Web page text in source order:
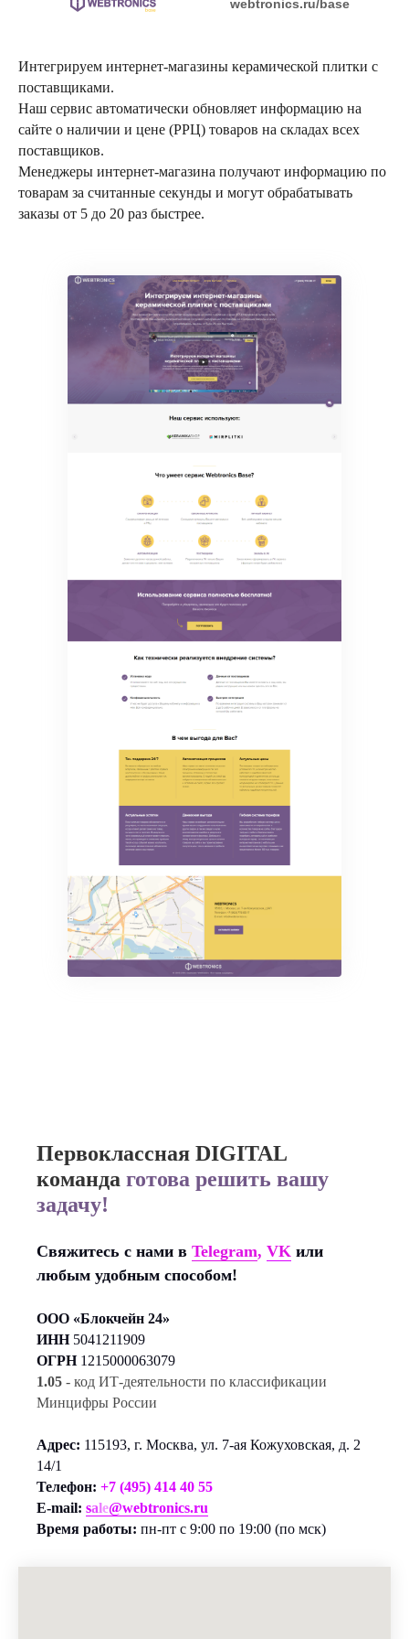
webtronics.ru/base
Интегрируем интернет-магазины керамической плитки с
поставщиками.
Наш сервис автоматически обновляет информацию на
сайте о наличии и цене (РРЦ) товаров на складах всех
поставщиков.
Менеджеры интернет-магазина получают информацию по
товарам за считанные секунды и могут обрабатывать
заказы от 5 до 20 раз быстрее.
Первоклассная DIGITAL
команда готова решить вашу
задачу!
Свяжитесь с нами в Telegram, VK или
любым удобным способом!
ООО «Блокчейн 24»
ИНН 5041211909
ОГРН 1215000063079
1.05 - код ИТ-деятельности по классификации
Минцифры России
Адрес: 115193, г. Москва, ул. 7-ая Кожуховская, д. 2
14/1
Телефон: +7 (495) 414 40 55
E-mail: sale@webtronics.ru
Время работы: пн-пт с 9:00 по 19:00 (по мск)